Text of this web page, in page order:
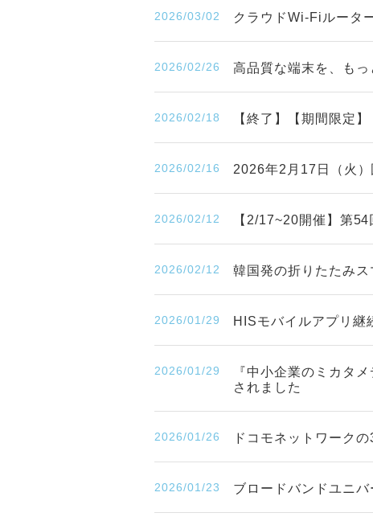
2026/03/02 クラウドWi-Fiルータ
2026/02/26 高品質な端末を、も
2026/02/18 【終了】【期間限定
2026/02/16 2026年2月17日（火
2026/02/12 【2/17~20開催】第
2026/02/12 韓国発の折りたたみ
2026/01/29 HISモバイルアプリ継
2026/01/29
『中小企業のミカタ
されました
2026/01/26 ドコモネットワーク
2026/01/23 ブロードバンドユニ